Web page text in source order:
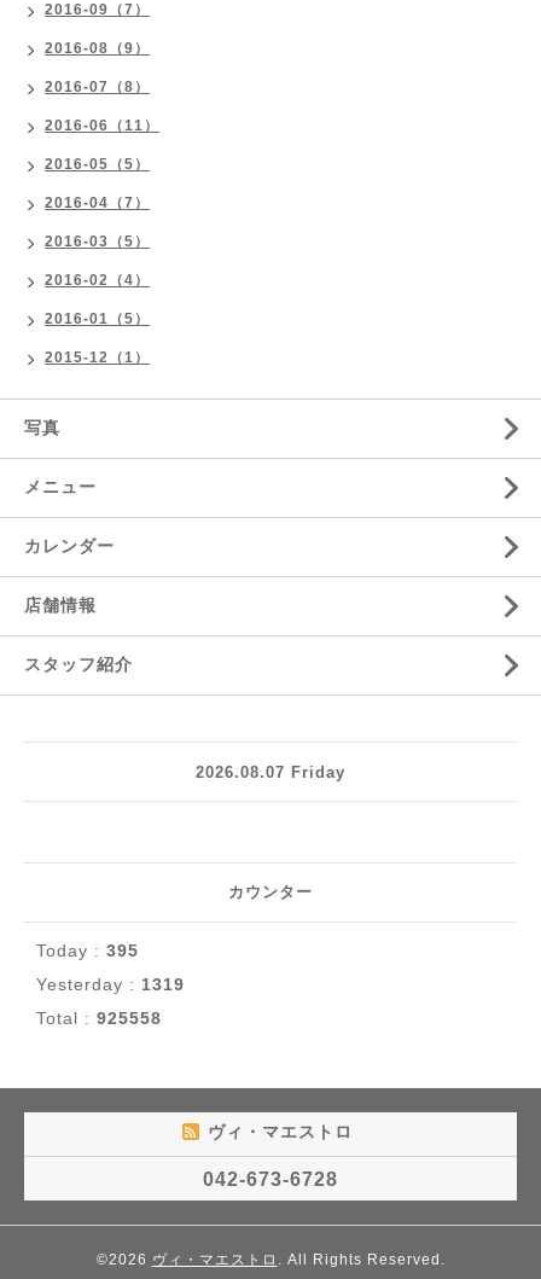
2016-09（7）
2016-08（9）
2016-07（8）
2016-06（11）
2016-05（5）
2016-04（7）
2016-03（5）
2016-02（4）
2016-01（5）
2015-12（1）
写真
メニュー
カレンダー
店舗情報
スタッフ紹介
2026.08.07 Friday
カウンター
Today : 395
Yesterday : 1319
Total : 925558
ヴィ・マエストロ
042-673-6728
©2026 ヴィ・マエストロ . All Rights Reserved.